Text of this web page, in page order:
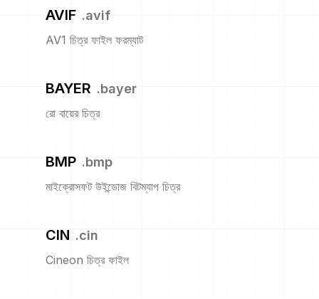
AVIF .avif
AV1 চিত্র ফাইল ফরম্যাট
BAYER .bayer
রো বায়ের চিত্র
BMP .bmp
মাইক্রোসফট উইন্ডোজ বিটম্যাপ চিত্র
CIN .cin
Cineon চিত্র ফাইল